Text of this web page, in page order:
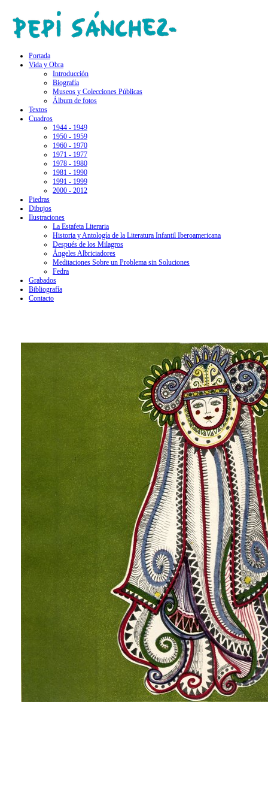
Portada
Vida y Obra
Introducción
Biografía
Museos y Colecciones Públicas
Álbum de fotos
Textos
Cuadros
1944 - 1949
1950 - 1959
1960 - 1970
1971 - 1977
1978 - 1980
1981 - 1990
1991 - 1999
2000 - 2012
Piedras
Dibujos
Ilustraciones
La Estafeta Literaria
Historia y Antología de la Literatura Infantil Iberoamericana
Después de los Milagros
Ángeles Albriciadores
Meditaciones Sobre un Problema sin Soluciones
Fedra
Grabados
Bibliografía
Contacto